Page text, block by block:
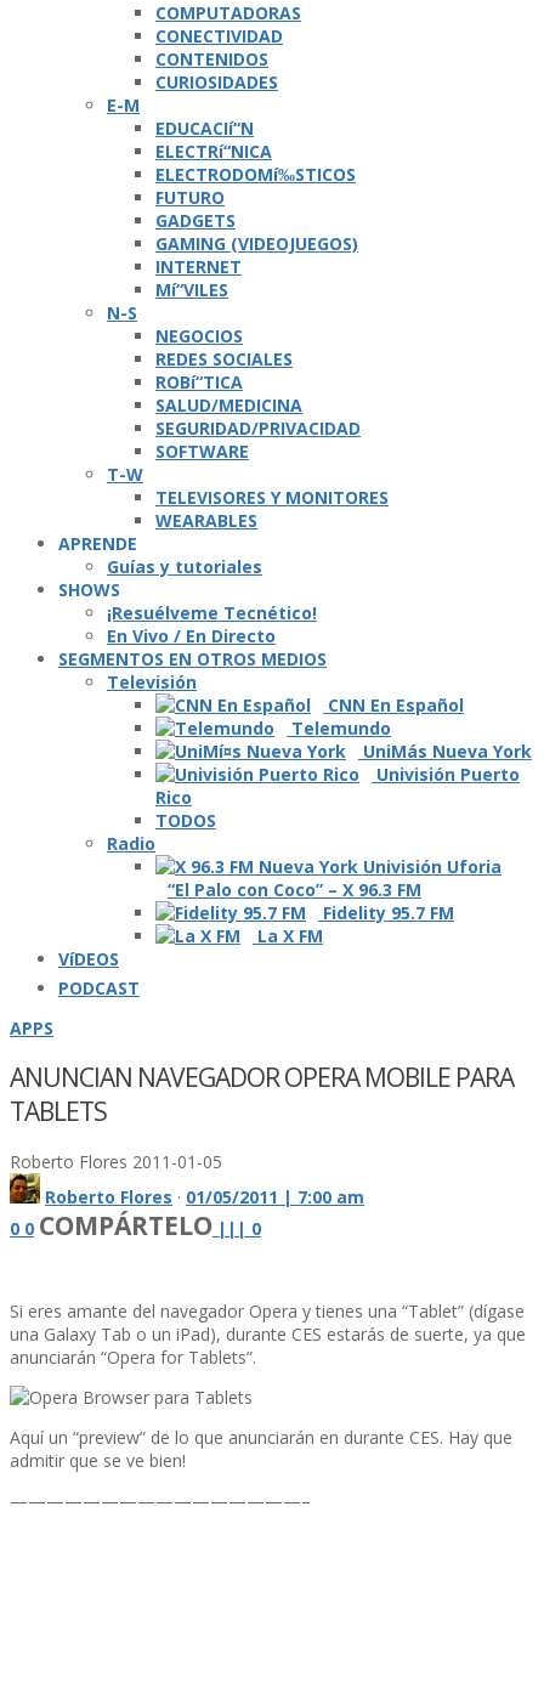
COMPUTADORAS
CONECTIVIDAD
CONTENIDOS
CURIOSIDADES
E-M
EDUCACIí“N
ELECTRí“NICA
ELECTRODOMí‰STICOS
FUTURO
GADGETS
GAMING (VIDEOJUEGOS)
INTERNET
Mí“VILES
N-S
NEGOCIOS
REDES SOCIALES
ROBí“TICA
SALUD/MEDICINA
SEGURIDAD/PRIVACIDAD
SOFTWARE
T-W
TELEVISORES Y MONITORES
WEARABLES
APRENDE
Guí­as y tutoriales
SHOWS
¡Resuélveme Tecnético!
En Vivo / En Directo
SEGMENTOS EN OTROS MEDIOS
Televisión
CNN En Español
Telemundo
UniMás Nueva York
Univisión Puerto
Rico
TODOS
Radio
“El Palo con Coco” – X 96.3 FM
Fidelity 95.7 FM
La X FM
VíDEOS
PODCAST
APPS
ANUNCIAN NAVEGADOR OPERA MOBILE PARA
TABLETS
Roberto Flores 2011-01-05
Roberto Flores · 01/05/2011 | 7:00 am
0 0 COMPÁRTELO | | | 0
Si eres amante del navegador Opera y tienes una “Tablet” (dí­gase
una Galaxy Tab o un iPad), durante CES estarás de suerte, ya que
anunciarán “Opera for Tablets”.
Aquí­ un “preview” de lo que anunciarán en durante CES. Hay que
admitir que se ve bien!
————————————————–